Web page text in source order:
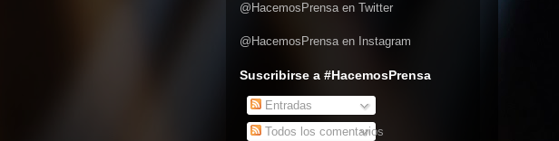
@HacemosPrensa en Twitter
@HacemosPrensa en Instagram
Suscribirse a #HacemosPrensa
Entradas
Todos los comentarios